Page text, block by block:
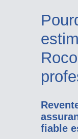
fiable